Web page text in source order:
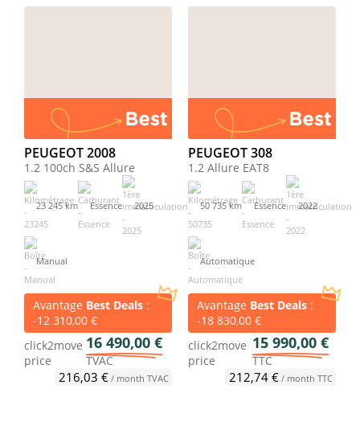
PEUGEOT 2008
1.2 100ch S&S Allure
23 245 km Essence 2025
Manual
Avantage Best Deals :
-12 310,00 €
click2move
price
16 490,00 €
TVAC
216,03 €/ month TVAC
PEUGEOT 308
1.2 Allure EAT8
50 735 km Essence 2022
Automatique
Avantage Best Deals :
-18 830,00 €
click2move
price
15 990,00 €
TTC
212,74 €/ month TTC